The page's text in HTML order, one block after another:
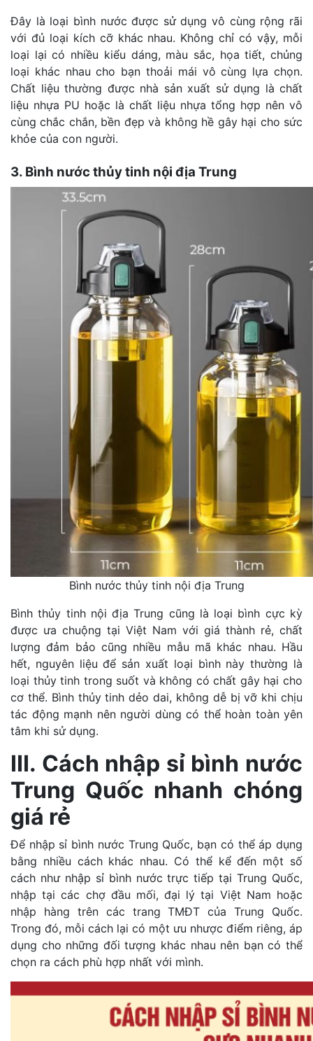
Đây là loại bình nước được sử dụng vô cùng rộng rãi
với đủ loại kích cỡ khác nhau. Không chỉ có vậy, mỗi
loại lại có nhiều kiểu dáng, màu sắc, họa tiết, chủng
loại khác nhau cho bạn thoải mái vô cùng lựa chọn.
Chất liệu thường được nhà sản xuất sử dụng là chất
liệu nhựa PU hoặc là chất liệu nhựa tổng hợp nên vô
cùng chắc chắn, bền đẹp và không hề gây hại cho sức
khỏe của con người.
3. Bình nước thủy tinh nội địa Trung
Bình nước thủy tinh nội địa Trung
Bình thủy tinh nội địa Trung cũng là loại bình cực kỳ
được ưa chuộng tại Việt Nam với giá thành rẻ, chất
lượng đảm bảo cũng nhiều mẫu mã khác nhau. Hầu
hết, nguyên liệu để sản xuất loại bình này thường là
loại thủy tinh trong suốt và không có chất gây hại cho
cơ thể. Bình thủy tinh dẻo dai, không dễ bị vỡ khi chịu
tác động mạnh nên người dùng có thể hoàn toàn yên
tâm khi sử dụng.
III. Cách nhập sỉ bình nước
Trung Quốc nhanh chóng
giá rẻ
Để nhập sỉ bình nước Trung Quốc, bạn có thể áp dụng
bằng nhiều cách khác nhau. Có thể kể đến một số
cách như nhập sỉ bình nước trực tiếp tại Trung Quốc,
nhập tại các chợ đầu mối, đại lý tại Việt Nam hoặc
nhập hàng trên các trang TMĐT của Trung Quốc.
Trong đó, mỗi cách lại có một ưu nhược điểm riêng, áp
dụng cho những đối tượng khác nhau nên bạn có thể
chọn ra cách phù hợp nhất với mình.